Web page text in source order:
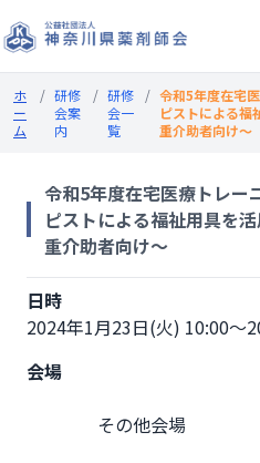
ホ
ー
ム
/ 研修
会案
内
/ 研修
会一
覧
/ 令和5年度在宅
ピストによる福
重介助者向け～
令和5年度在宅医療トレー
ピストによる福祉用具を
重介助者向け～
日時
2024年1月23日(火) 10:00～
会場